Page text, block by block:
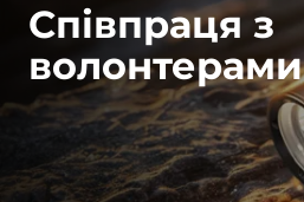
Співпраця з
волонтерами